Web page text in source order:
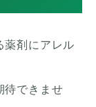
薬剤にアレル
待できませ